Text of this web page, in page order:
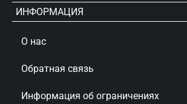
ИНФОРМАЦИЯ
О нас
Обратная связь
Информация об ограничениях